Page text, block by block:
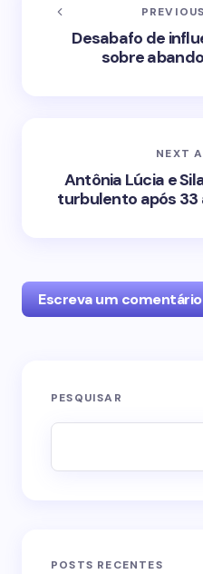
Desabafo de
sobre
NEXT
Antônia Lúcia e
turbulento após
Escreva um comentário
O seu endereço de e-
PESQUISAR
POSTS RECENTES